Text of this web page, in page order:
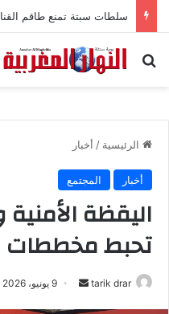
سلطات سبتة تمنع طاقم القناة
بحث عن
الرئيسية / أخبار
أخبار المجتمع
اليقظة الأمنية
تحبط مخططات
tarik drar 9 يونيو، 2026